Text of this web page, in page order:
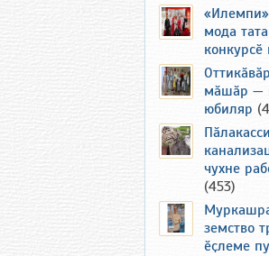
«Илемпи»
мода
конкурсӗ
мӑшӑр —
юбиляр
чухне
(453)
земство
ӗҫлеме